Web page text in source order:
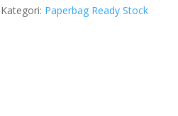
Kategori: Paperbag Ready Stock